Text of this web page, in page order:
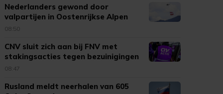
Nederlanders gewond door
valpartijen in Oostenrijkse Alpen
08:50
CNV sluit zich aan bij FNV met
stakingsacties tegen bezuinigingen
08:47
Rusland meldt neerhalen van 605